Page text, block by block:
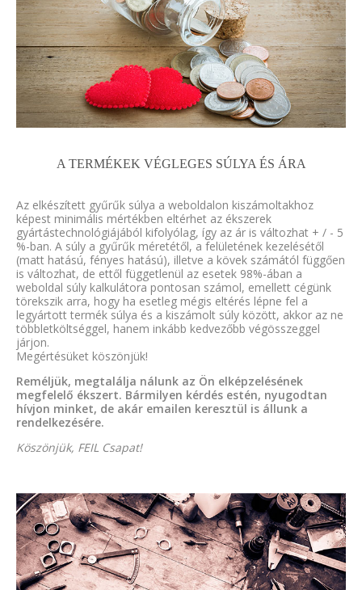
A TERMÉKEK VÉGLEGES SÚLYA ÉS ÁRA
Az elkészített gyűrűk súlya a weboldalon kiszámoltakhoz
képest minimális mértékben eltérhet az ékszerek
gyártástechnológiájából kifolyólag, így az ár is változhat + / - 5
%-ban. A súly a gyűrűk méretétől, a felületének kezelésétől
(matt hatású, fényes hatású), illetve a kövek számától függően
is változhat, de ettől függetlenül az esetek 98%-ában a
weboldal súly kalkulátora pontosan számol, emellett cégünk
törekszik arra, hogy ha esetleg mégis eltérés lépne fel a
legyártott termék súlya és a kiszámolt súly között, akkor az ne
többletköltséggel, hanem inkább kedvezőbb végösszeggel
járjon.
Megértésüket köszönjük!
Reméljük, megtalálja nálunk az Ön elképzelésének
megfelelő ékszert. Bármilyen kérdés estén, nyugodtan
hívjon minket, de akár emailen keresztül is állunk a
rendelkezésére.
Köszönjük, FEIL Csapat!